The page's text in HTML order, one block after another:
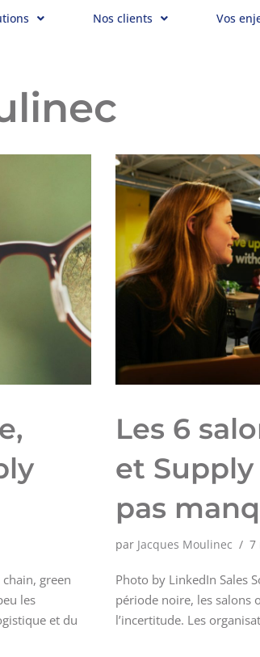
Nos clients Vos
green
les
et du
Les 6
et
pas
par Jacques Moulinec 7
Photo by LinkedIn Sales
période noire, les salons
l’incertitude. Les